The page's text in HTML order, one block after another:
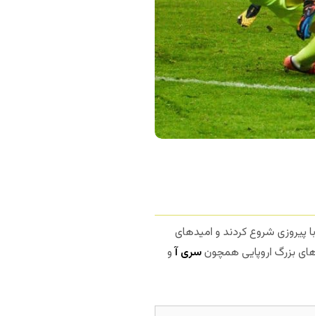
پیروزی شروع کردند و امیدهای
بزرگ اروپایی همچونسری آو